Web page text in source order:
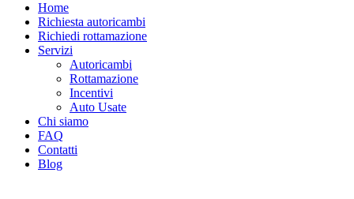
Home
Richiesta autoricambi
Richiedi rottamazione
Servizi
Autoricambi
Rottamazione
Incentivi
Auto Usate
Chi siamo
FAQ
Contatti
Blog